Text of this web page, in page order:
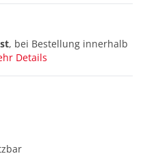
, bei Bestellung innerhalb
Details